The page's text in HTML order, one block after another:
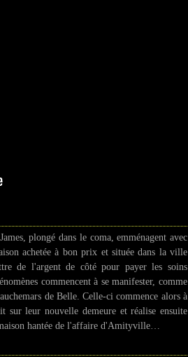
plongé dans le coma, emménagent avec
achetée à bon prix et située dans la ville
de l'argent de côté pour payer les soins
commencent à se manifester, comme
de Belle. Celle-ci commence alors à
sur leur nouvelle demeure et réalise ensuite
hantée de l'affaire d'Amityville…